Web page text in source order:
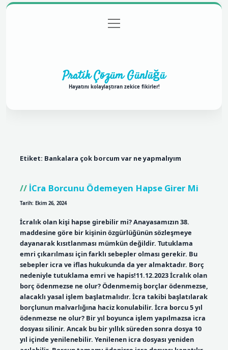
Gizlilik Politikası
menüyü
aç
Pratik Çözüm Günlüğü
Hayatını kolaylaştıran zekice fikirler!
Etiket: Bankalara çok borcum var ne yapmalıyım
İCra Borcunu Ödemeyen Hapse Girer Mi
Tarih: Ekim 26, 2024
İcralık olan kişi hapse girebilir mi? Anayasamızın 38.
maddesine göre bir kişinin özgürlüğünün sözleşmeye
dayanarak kısıtlanması mümkün değildir. Tutuklama
emri çıkarılması için farklı sebepler olması gerekir. Bu
sebepler icra ve iflas hukukunda da yer almaktadır. Borç
nedeniyle tutuklama emri ve hapis!11.12.2023 İcralık olan
borç ödenmezse ne olur? Ödenmemiş borçlar ödenmezse,
alacaklı yasal işlem başlatmalıdır. İcra takibi başlatılarak
borçlunun malvarlığına haciz konulabilir. İcra borcu 5 yıl
ödenmezse ne olur? Bir yıl boyunca işlem yapılmazsa icra
dosyası silinir. Ancak bu bir yıllık süreden sonra dosya 10
yıl içinde yenilenebilir. Yenilenen icra dosyası yeniden